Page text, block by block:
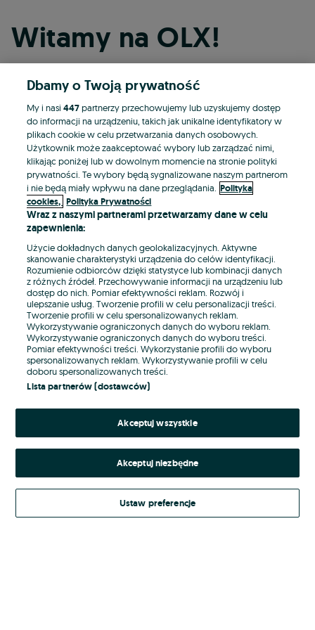
Witamy na OLX!
Kontynuuj przez Facebooka
Kontynuuj przez konto Apple
Kontynuuj przez konto Google
LUB
E-mail
Hasło
Nie pamiętasz hasła?
Zaloguj się
Kontynuując za pośrednictwem jednego z dostawców wskazanych powyżej,
Regulamin serwisuOLX.pl w jego aktualnym brzmieniu.
Dbamy o Twoją prywatność
My i nasi447partnerzy przechowujemy lub uzyskujemy dostęp
do informacji na urządzeniu, takich jak unikalne identyfikatory w
plikach cookie w celu przetwarzania danych osobowych.
Użytkownik może zaakceptować wybory lub zarządzać nimi,
klikając poniżej lub w dowolnym momencie na stronie polityki
prywatności. Te wybory będą sygnalizowane naszym partnerom
i nie będą miały wpływu na dane przeglądania. Polityka
cookies, Polityka Prywatności
Wraz z naszymi partnerami przetwarzamy dane w celu
zapewnienia:
Użycie dokładnych danych geolokalizacyjnych. Aktywne
skanowanie charakterystyki urządzenia do celów identyfikacji.
Rozumienie odbiorców dzięki statystyce lub kombinacji danych
z różnych źródeł. Przechowywanie informacji na urządzeniu lub
dostęp do nich. Pomiar efektywności reklam. Rozwój i
ulepszanie usług. Tworzenie profili w celu personalizacji treści.
Tworzenie profili w celu spersonalizowanych reklam.
Wykorzystywanie ograniczonych danych do wyboru reklam.
Wykorzystywanie ograniczonych danych do wyboru treści.
Pomiar efektywności treści. Wykorzystanie profili do wyboru
spersonalizowanych reklam. Wykorzystywanie profili w celu
doboru spersonalizowanych treści.
Lista partnerów (dostawców)
Akceptuj wszystkie
Akceptuj niezbędne
Ustaw preferencje